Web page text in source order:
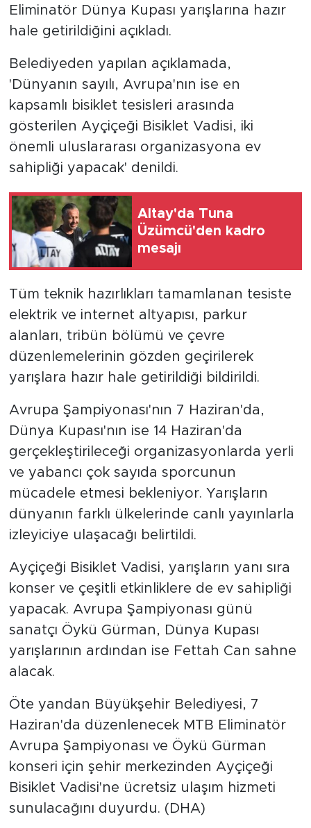
Eliminatör Dünya Kupası yarışlarına hazır
hale getirildiğini açıkladı.
Belediyeden yapılan açıklamada,
'Dünyanın sayılı, Avrupa'nın ise en
kapsamlı bisiklet tesisleri arasında
gösterilen Ayçiçeği Bisiklet Vadisi, iki
önemli uluslararası organizasyona ev
sahipliği yapacak' denildi.
Altay'da Tuna
Üzümcü'den kadro
mesajı
Tüm teknik hazırlıkları tamamlanan tesiste
elektrik ve internet altyapısı, parkur
alanları, tribün bölümü ve çevre
düzenlemelerinin gözden geçirilerek
yarışlara hazır hale getirildiği bildirildi.
Avrupa Şampiyonası'nın 7 Haziran'da,
Dünya Kupası'nın ise 14 Haziran'da
gerçekleştirileceği organizasyonlarda yerli
ve yabancı çok sayıda sporcunun
mücadele etmesi bekleniyor. Yarışların
dünyanın farklı ülkelerinde canlı yayınlarla
izleyiciye ulaşacağı belirtildi.
Ayçiçeği Bisiklet Vadisi, yarışların yanı sıra
konser ve çeşitli etkinliklere de ev sahipliği
yapacak. Avrupa Şampiyonası günü
sanatçı Öykü Gürman, Dünya Kupası
yarışlarının ardından ise Fettah Can sahne
alacak.
Öte yandan Büyükşehir Belediyesi, 7
Haziran'da düzenlenecek MTB Eliminatör
Avrupa Şampiyonası ve Öykü Gürman
konseri için şehir merkezinden Ayçiçeği
Bisiklet Vadisi'ne ücretsiz ulaşım hizmeti
sunulacağını duyurdu. (DHA)